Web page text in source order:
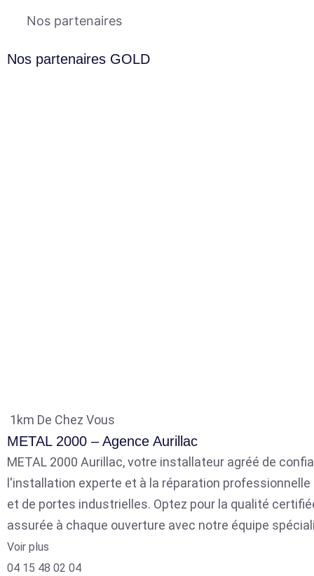
Nos partenaires
Nos partenaires GOLD
1km De Chez Vous
METAL 2000 – Agence Aurillac
METAL 2000 Aurillac, votre installateur agréé de
l'installation experte et à la réparation
et de portes industrielles. Optez pour la qualité
assurée à chaque ouverture avec notre équipe
Voir plus
04 15 48 02 04